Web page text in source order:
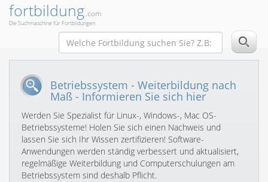
fortbildung.com
Die Suchmaschine für Fortbildungen
Betriebssystem - Weiterbildung nach
Maß - Informieren Sie sich hier
Werden Sie Spezialist für Linux-, Windows-, Mac OS-
Betriebssysteme! Holen Sie sich einen Nachweis und
lassen Sie sich Ihr Wissen zertifizieren! Software-
Anwendungen werden ständig verbessert und aktualisiert,
regelmäßige Weiterbildung und Computerschulungen am
Betriebssystem sind deshalb Pflicht.